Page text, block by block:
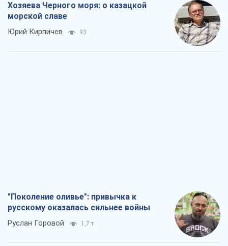
Хозяева Черного моря: о казацкой
морской славе
Юрий Кирпичев 93
"Поколение оливье": привычка к
русскому оказалась сильнее войны
Руслан Горовой 1,7 т.